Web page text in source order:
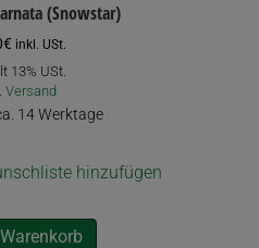
(Snowstar)
€ inkl. USt.
13% USt.
Versand
14 Werktage
hinzufügen